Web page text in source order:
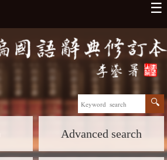
☰
Advanced search